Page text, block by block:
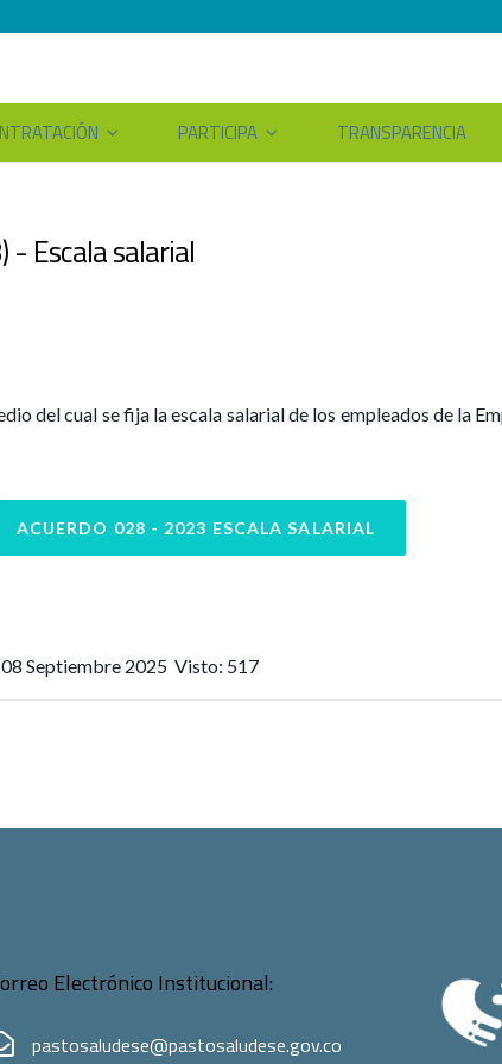
PARTICIPA TRANSPARENCIA
- Escala salarial
del cual se fija la escala salarial de los empleados de la
ACUERDO 028 - 2023 ESCALA SALARIAL
Septiembre 2025 Visto: 517
Electrónico Institucional:
pastosaludese@pastosaludese.gov.co